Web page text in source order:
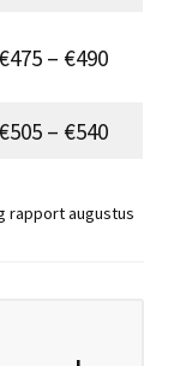
€475 – €490
€505 – €540
rapport augustus